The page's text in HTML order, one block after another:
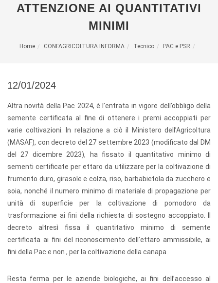
ATTENZIONE AI QUANTITATIVI
MINIMI
Home CONFAGRICOLTURA INFORMA Tecnico PAC e PSR
12/01/2024
Altra novità della Pac 2024, è l’entrata in vigore dell’obbligo della
semente certificata al fine di ottenere i premi accoppiati per
varie coltivazioni. In relazione a ciò il Ministero dell’Agricoltura
(MASAF), con decreto del 27 settembre 2023 (modificato dal DM
del 27 dicembre 2023), ha fissato il quantitativo minimo di
sementi certificate per ettaro da utilizzare per la coltivazione di
frumento duro, girasole e colza, riso, barbabietola da zucchero e
soia, nonché il numero minimo di materiale di propagazione per
unità di superficie per la coltivazione di pomodoro da
trasformazione ai fini della richiesta di sostegno accoppiato. Il
decreto altresì fissa il quantitativo minimo di semente
certificata ai fini del riconoscimento dell’ettaro ammissibile, ai
fini della Pac e non , per la coltivazione della canapa.
Resta ferma per le aziende biologiche, ai fini dell’accesso al